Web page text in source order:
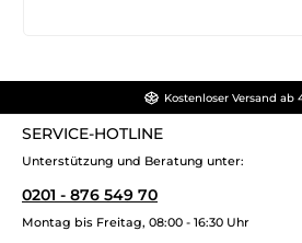
Kostenloser Versand ab
SERVICE-HOTLINE
Unterstützung und Beratung unter:
0201 - 876 549 70
Montag bis Freitag, 08:00 - 16:30 Uhr